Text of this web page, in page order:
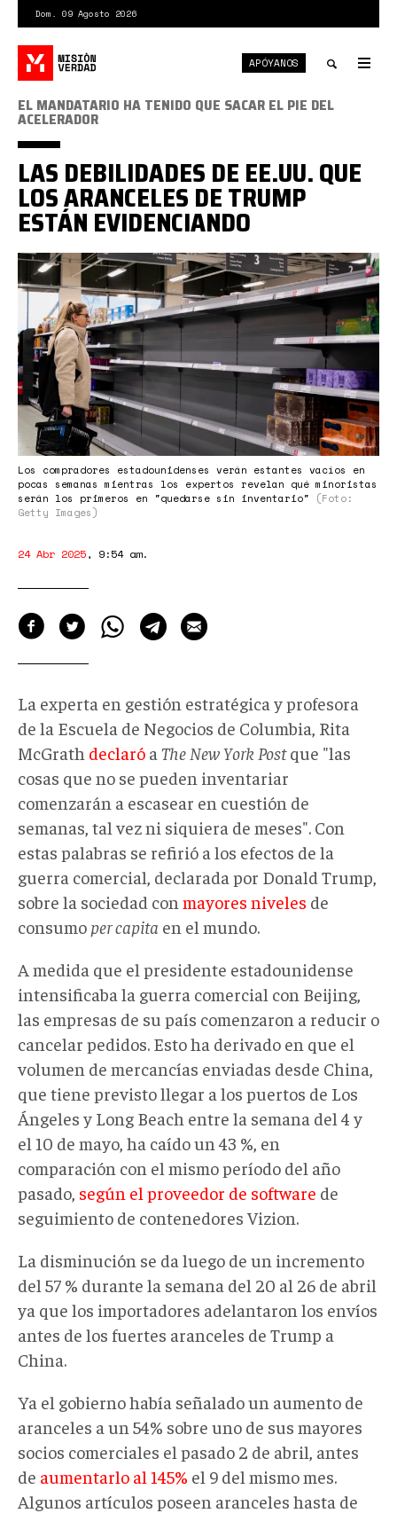
contenido
principal
Dom. 09 Agosto 2026
APÓYANOS
estantes.png
Los compradores estadounidenses verán estantes vacíos en
pocas semanas mientras los expertos revelan qué minoristas
serán los primeros en "quedarse sin inventario"
(Foto:
Getty Images)
EL MANDATARIO HA TENIDO QUE SACAR EL PIE DEL
ACELERADOR
LAS DEBILIDADES DE EE.UU. QUE
LOS ARANCELES DE TRUMP
ESTÁN EVIDENCIANDO
24 Abr 2025, 9:54 am.
La experta en gestión estratégica y profesora
de la Escuela de Negocios de Columbia, Rita
McGrath declaró a The New York Postque "las
cosas que no se pueden inventariar
comenzarán a escasear en cuestión de
semanas, tal vez ni siquiera de meses". Con
estas palabras se refirió a los efectos de la
guerra comercial, declarada por Donald Trump,
sobre la sociedad con mayores niveles de
consumo per capita en el mundo.
A medida que el presidente estadounidense
intensificaba la guerra comercial con Beijing,
las empresas de su país comenzaron a reducir o
cancelar pedidos. Esto ha derivado en que el
volumen de mercancías enviadas desde China,
que tiene previsto llegar a los puertos de Los
Ángeles y Long Beach entre la semana del 4 y
el 10 de mayo, ha caído un 43 %, en
comparación con el mismo período del año
pasado, según el proveedor de software de
seguimiento de contenedores Vizion.
La disminución se da luego de un incremento
del 57 % durante la semana del 20 al 26 de abril
ya que los importadores adelantaron los envíos
antes de los fuertes aranceles de Trump a
China.
Ya el gobierno había señalado un aumento de
aranceles a un 54% sobre uno de sus mayores
socios comerciales el pasado 2 de abril, antes
de aumentarlo al 145% el 9 del mismo mes.
Algunos artículos poseen aranceles hasta de